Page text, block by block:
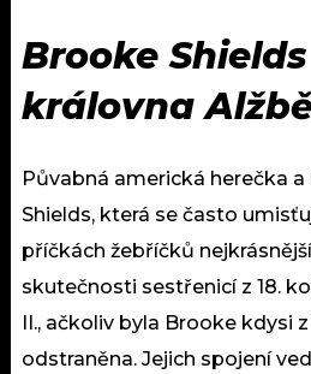
Brooke
královna
Půvabná americká herečka
Shields, která se často
příčkách žebříčků
skutečnosti sestřenicí z 18.
II., ačkoliv byla Brooke kdysi
odstraněna. Jejich spojení